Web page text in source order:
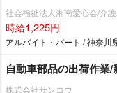
社会福祉法人湘南愛心会/介
時給1,225円
アルバイト・パート / 神奈川
自動車部品の出荷作業
株式会社サンコウ